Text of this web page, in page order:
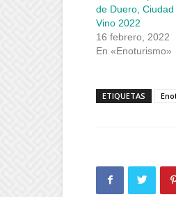
nueva) nueva)
de Duero,
Vino 2022
16 febrero, 2022
En «Enoturismo»
ETIQUETAS